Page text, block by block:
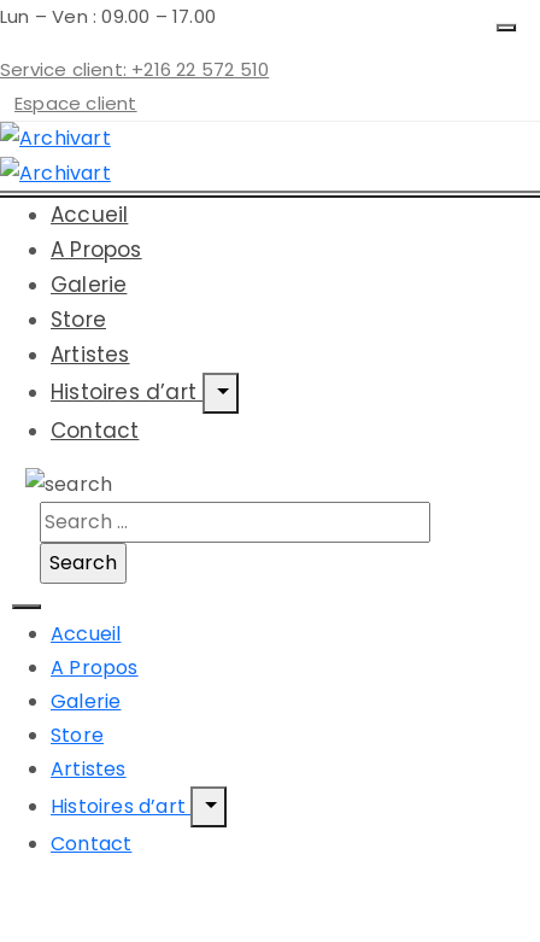
Lun – Ven : 09.00 – 17.00
Service client: +216 22 572 510
Espace client
Accueil
A Propos
Galerie
Store
Artistes
Histoires d’art
Contact
Accueil
A Propos
Galerie
Store
Artistes
Histoires d’art
Contact